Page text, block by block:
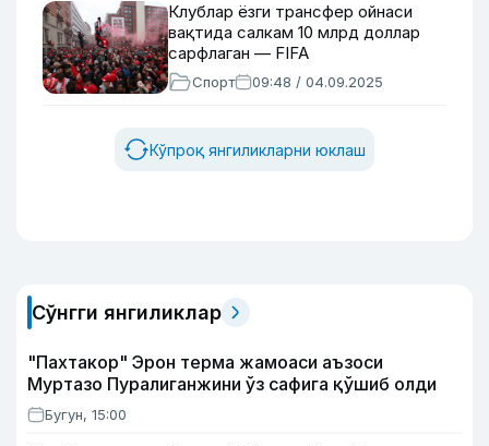
Клублар ёзги трансфер ойнаси
вақтида салкам 10 млрд доллар
сарфлаган — FIFA
Спорт 09:48 / 04.09.2025
Кўпроқ янгиликларни юклаш
Сўнгги янгиликлар
"Пахтакор" Эрон терма жамоаси аъзоси
Муртазо Пуралиганжини ўз сафига қўшиб олди
Бугун, 15:00